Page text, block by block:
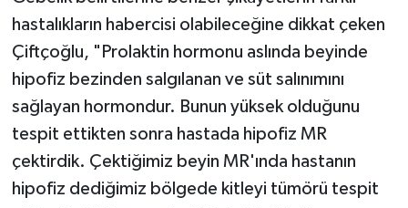
hastalıkların habercisi olabileceğine dikkat çeken
Çiftçoğlu, "Prolaktin hormonu aslında beyinde
hipofiz bezinden salgılanan ve süt salınımını
sağlayan hormondur. Bunun yüksek olduğunu
tespit ettikten sonra hastada hipofiz MR
çektirdik. Çektiğimiz beyin MR'ında hastanın
hipofiz dediğimiz bölgede kitleyi tümörü tespit